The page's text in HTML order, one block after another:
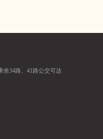
坐34路、41路公交可达